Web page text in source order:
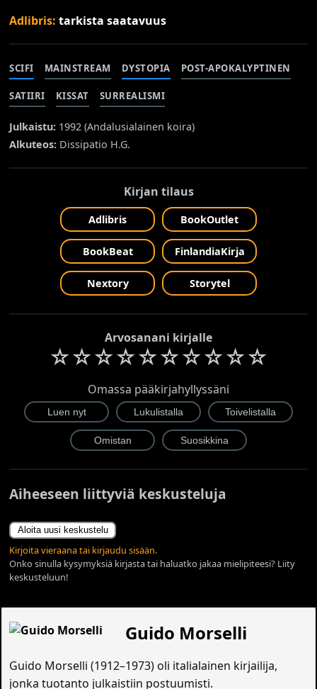
Adlibris:tarkista saatavuus
SCIFI MAINSTREAM DYSTOPIA POST-APOKALYPTINEN
SATIIRI KISSAT SURREALISMI
Julkaistu: 1992 (Andalusialainen koira)
Alkuteos: Dissipatio H.G.
Kirjan tilaus
Adlibris BookOutlet
BookBeat FinlandiaKirja
Nextory Storytel
Arvosanani kirjalle
☆☆☆☆☆☆☆☆☆☆
Omassa pääkirjahyllyssäni
Aiheeseen liittyviä keskusteluja
Aloita uusi keskustelu
Kirjoita vieraana tai kirjaudu sisään.
Onko sinulla kysymyksiä kirjasta tai haluatko jakaa mielipiteesi? Liity
keskusteluun!
Guido Morselli
Guido Morselli (1912–1973) oli italialainen kirjailija,
jonka tuotanto julkaistiin postuumisti.